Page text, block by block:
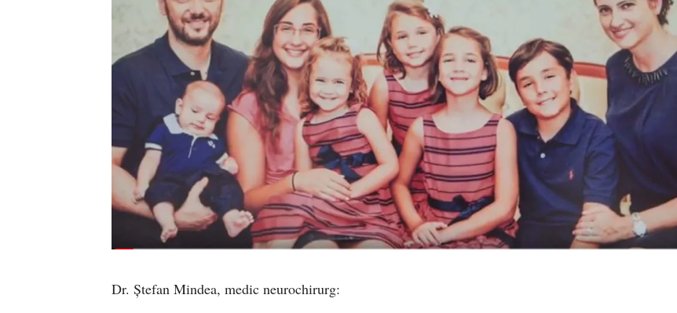
Dr. Ștefan Mindea, medic neurochirurg: